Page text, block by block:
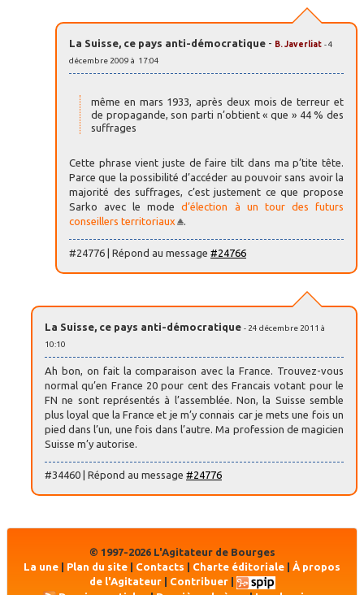
La Suisse, ce pays anti-démocratique - B. Javerliat - 4
décembre 2009 à 17:04
même en mars 1933, après deux mois de terreur et
de propagande, son parti n’obtient « que » 44 % des
suffrages
Cette phrase vient juste de faire tilt dans ma p’tite tête.
Parce que la possibilité d’accéder au pouvoir sans avoir la
majorité des suffrages, c’est justement ce que propose
Sarko avec le moded’élection à un tour des futurs
conseillers territoriaux
.
#24776 | Répond au message #24766
La Suisse, ce pays anti-démocratique - 24 décembre 2011 à
10:10
Ah bon, on fait la comparaison avec la France. Trouvez-vous
normal qu’en France 20 pour cent des Francais votant pour le
FN ne sont représentés à l’assemblée. Non, la Suisse semble
plus loyal que la France et je m’y connais car je mets une fois un
pied dans l’un, une fois dans l’autre. Ma profession de magicien
Suisse m’y autorise.
#34460 | Répond au message #24776
© 1997-2026 L'Agitateur de Bourges
La une
Plan du site Contacts Charte éditoriale
À propos
de l'Agitateur| Contribuer|